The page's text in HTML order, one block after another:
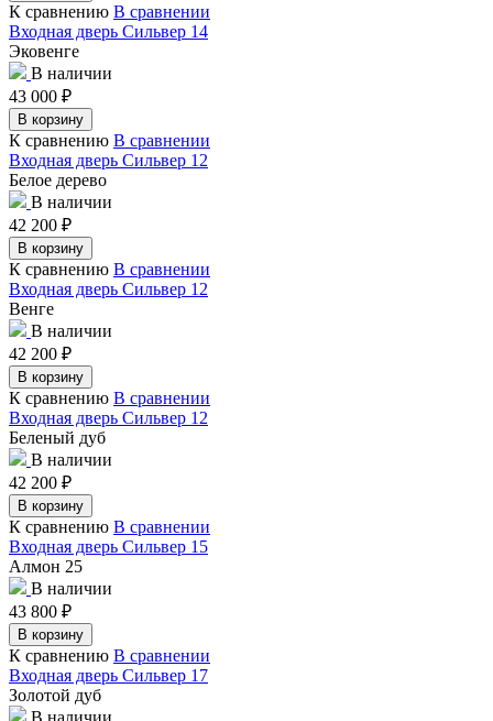
К сравнению В сравнении
Входная дверь Сильвер 14
Эковенге
В наличии
43 000 ₽
В корзину
К сравнению В сравнении
Входная дверь Сильвер 12
Белое дерево
В наличии
42 200 ₽
В корзину
К сравнению В сравнении
Входная дверь Сильвер 12
Венге
В наличии
42 200 ₽
В корзину
К сравнению В сравнении
Входная дверь Сильвер 12
Беленый дуб
В наличии
42 200 ₽
В корзину
К сравнению В сравнении
Входная дверь Сильвер 15
Алмон 25
В наличии
43 800 ₽
В корзину
К сравнению В сравнении
Входная дверь Сильвер 17
Золотой дуб
В наличии